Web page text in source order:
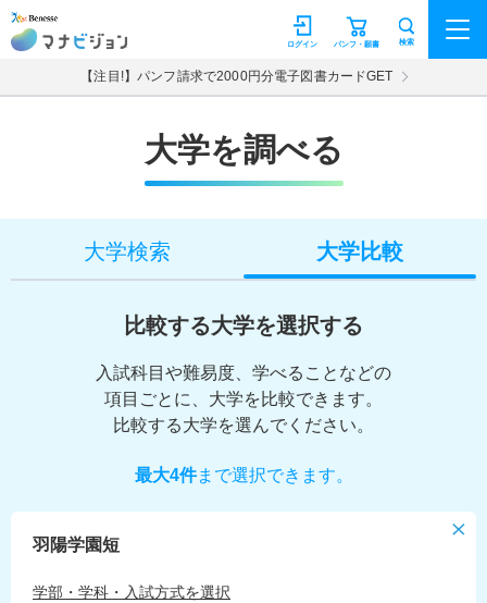
マナビジョン パンフ・願書
ログイン 検索
【注目!】パンフ請求で2000円分電子図書カードGET
大学を調べる
大学検索 大学比較
比較する大学を選択する
入試科目や難易度、学べることなどの
項目ごとに、大学を比較できます。
比較する大学を選んでください。
最大4件まで選択できます。
羽陽学園短
学部・学科・入試方式を選択